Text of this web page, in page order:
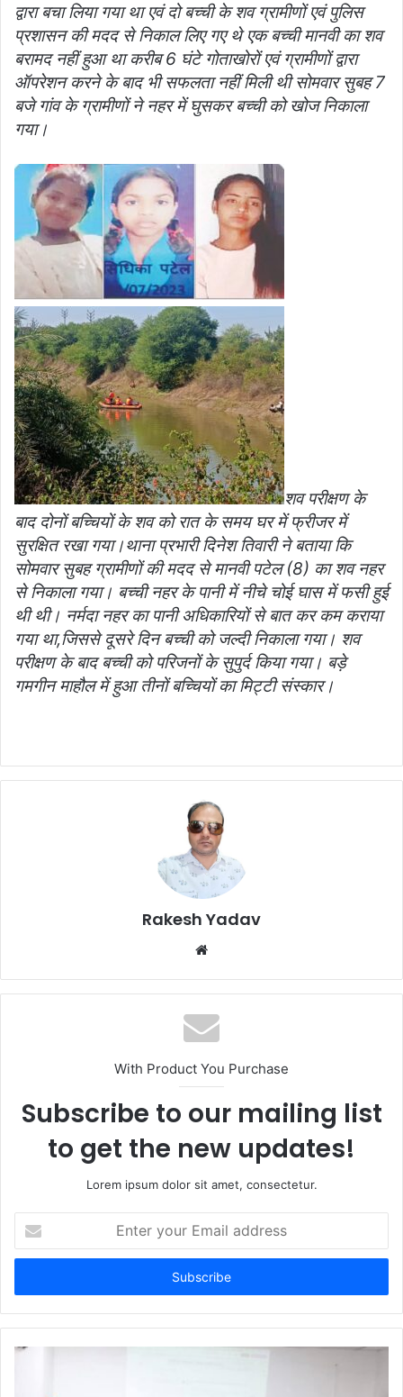
द्वारा बचा लिया गया था एवं दो बच्ची के शव ग्रामीणों एवं पुलिस
प्रशासन की मदद से निकाल लिए गए थे एक बच्ची मानवी का शव
बरामद नहीं हुआ था करीब 6 घंटे गोताखोरों एवं ग्रामीणों द्वारा
ऑपरेशन करने के बाद भी सफलता नहीं मिली थी सोमवार सुबह 7
बजे गांव के ग्रामीणों ने नहर में घुसकर बच्ची को खोज निकाला
गया।
शव परीक्षण के
बाद दोनों बच्चियों के शव को रात के समय घर में फ्रीजर में
सुरक्षित रखा गया।थाना प्रभारी दिनेश तिवारी ने बताया कि
सोमवार सुबह ग्रामीणों की मदद से मानवी पटेल (8) का शव नहर
से निकाला गया। बच्ची नहर के पानी में नीचे चोई घास में फसी हुई
थी थी। नर्मदा नहर का पानी अधिकारियों से बात कर कम कराया
गया था,जिससे दूसरे दिन बच्ची को जल्दी निकाला गया। शव
परीक्षण के बाद बच्ची को परिजनों के सुपुर्द किया गया। बड़े
गमगीन माहौल में हुआ तीनों बच्चियों का मिट्टी संस्कार।
Rakesh Yadav
b
s
i
e
With Product You Purchase
Subscribe to our mailing list
to get the new updates!
Lorem ipsum dolor sit amet, consectetur.
t
r
y
u